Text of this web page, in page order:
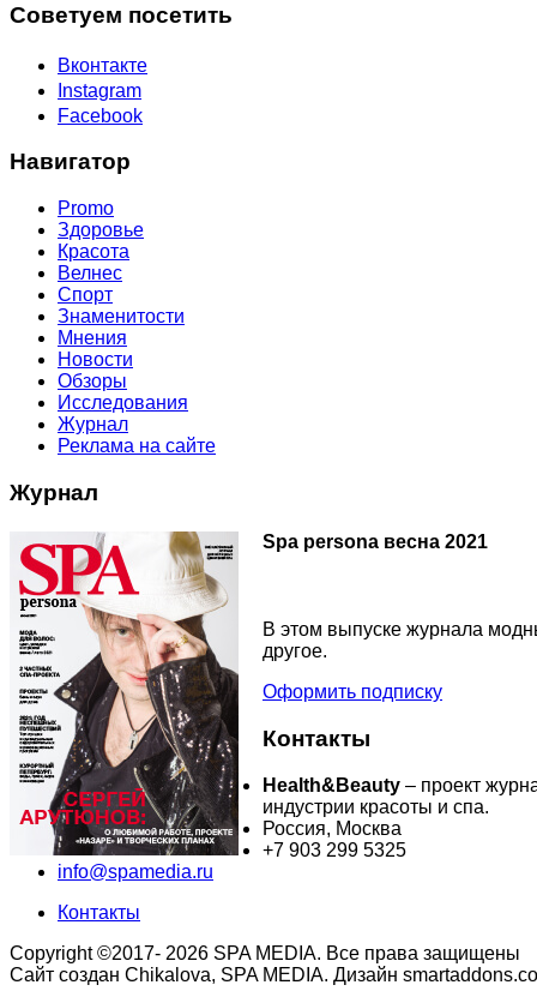
Советуем посетить
Вконтакте
Instagram
Facebook
Навигатор
Promo
Здоровье
Красота
Велнес
Спорт
Знаменитости
Мнения
Новости
Обзоры
Исследования
Журнал
Реклама на сайте
Журнал
Spa persona весна 2021
В этом выпуске журнала
другое.
Оформить подписку
Контакты
Health&Beauty – проект
индустрии красоты и спа.
Россия, Москва
+7 903 299 5325
info@spamedia.ru
Контакты
Copyright ©2017- 2026 SPA MEDIA. Все права защищены
Сайт создан Chikalova, SPA MEDIA. Дизайн